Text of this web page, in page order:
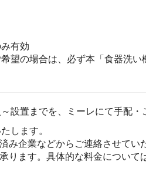
有効
望の場合は、必ず本「食器洗
設置までを、ミーレにて手配・
します。
企業などからご連絡させてい
ります。具体的な料金につい